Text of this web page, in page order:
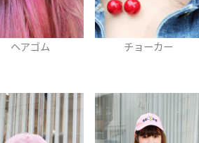
チョーカー 厚底サンダル